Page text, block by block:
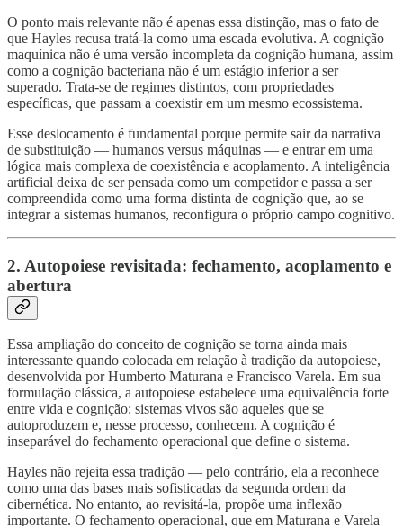
O ponto mais relevante não é apenas essa distinção, mas o fato de
que Hayles recusa tratá-la como uma escada evolutiva. A cognição
maquínica não é uma versão incompleta da cognição humana, assim
como a cognição bacteriana não é um estágio inferior a ser
superado. Trata-se de regimes distintos, com propriedades
específicas, que passam a coexistir em um mesmo ecossistema.
Esse deslocamento é fundamental porque permite sair da narrativa
de substituição — humanos versus máquinas — e entrar em uma
lógica mais complexa de coexistência e acoplamento. A inteligência
artificial deixa de ser pensada como um competidor e passa a ser
compreendida como uma forma distinta de cognição que, ao se
integrar a sistemas humanos, reconfigura o próprio campo cognitivo.
2. Autopoiese revisitada: fechamento, acoplamento e
abertura
Essa ampliação do conceito de cognição se torna ainda mais
interessante quando colocada em relação à tradição da autopoiese,
desenvolvida por Humberto Maturana e Francisco Varela. Em sua
formulação clássica, a autopoiese estabelece uma equivalência forte
entre vida e cognição: sistemas vivos são aqueles que se
autoproduzem e, nesse processo, conhecem. A cognição é
inseparável do fechamento operacional que define o sistema.
Hayles não rejeita essa tradição — pelo contrário, ela a reconhece
como uma das bases mais sofisticadas da segunda ordem da
cibernética. No entanto, ao revisitá-la, propõe uma inflexão
importante. O fechamento operacional, que em Maturana e Varela